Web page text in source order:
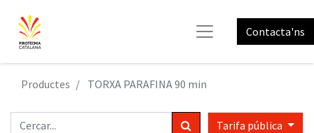
Contacta'ns
Productes TORXA PARAFINA 90 min
Tarifa pública